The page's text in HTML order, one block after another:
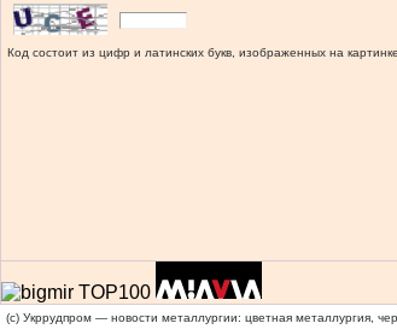
Код состоит из цифр и латинских букв, изображенных на
(c) Укррудпром — новости металлургии: цветная металлургия,